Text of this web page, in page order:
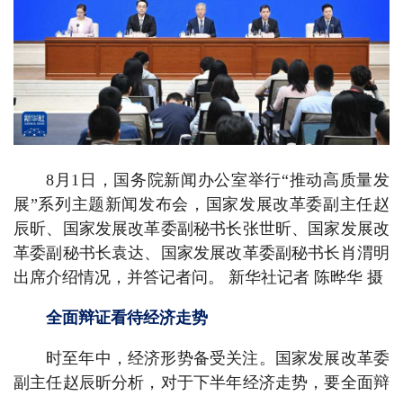
8月1日，国务院新闻办公室举行“推动高质量发
展”系列主题新闻发布会，国家发展改革委副主任赵
辰昕、国家发展改革委副秘书长张世昕、国家发展改
革委副秘书长袁达、国家发展改革委副秘书长肖渭明
出席介绍情况，并答记者问。 新华社记者 陈晔华 摄
全面辩证看待经济走势
时至年中，经济形势备受关注。国家发展改革委
副主任赵辰昕分析，对于下半年经济走势，要全面辩